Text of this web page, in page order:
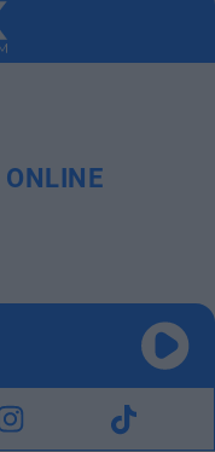
ONLINE